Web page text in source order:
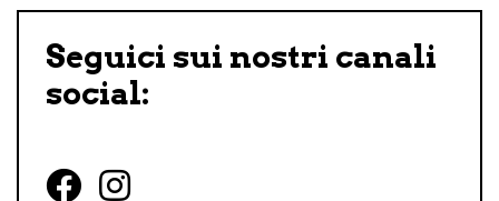
Seguici sui nostri canali
social: